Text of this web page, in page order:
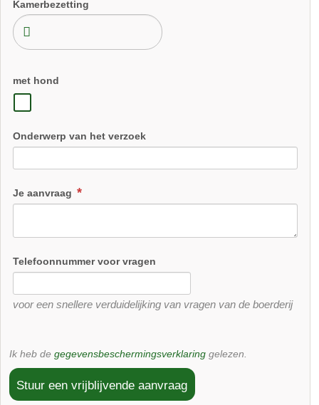
Dagelijks voorzien 5 tot 10 kippen ons van verse eieren.
ochtend wordt u wakker met een levendige Kikeriki!! :-)
Kamerbezetting
met hond
Onderwerp van het verzoek
Je aanvraag
Telefoonnummer voor vragen
voor een snellere verduidelijking van vragen van de boerderij
Ik heb de gegevensbeschermingsverklaring gelezen.
Stuur een vrijblijvende aanvraag